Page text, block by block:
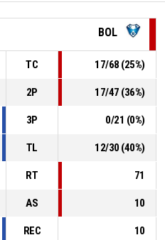
BOL
TC 17/68 (25%)
2P 17/47 (36%)
3P 0/21 (0%)
TL 12/30 (40%)
RT 71
AS 10
REC 10